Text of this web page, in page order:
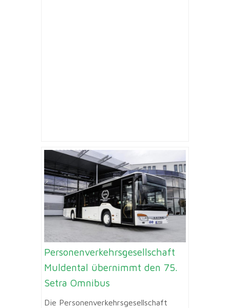
Personenverkehrsgesellschaft
Muldental übernimmt den 75.
Setra Omnibus
Die Personenverkehrsgesellschaft